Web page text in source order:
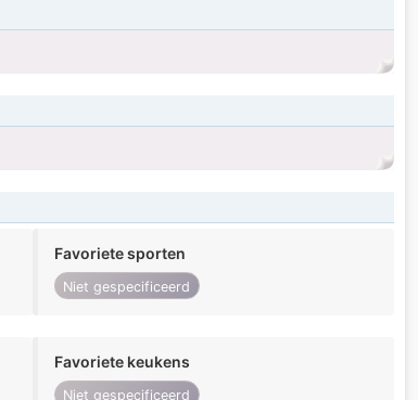
Favoriete sporten
Niet gespecificeerd
Favoriete keukens
Niet gespecificeerd